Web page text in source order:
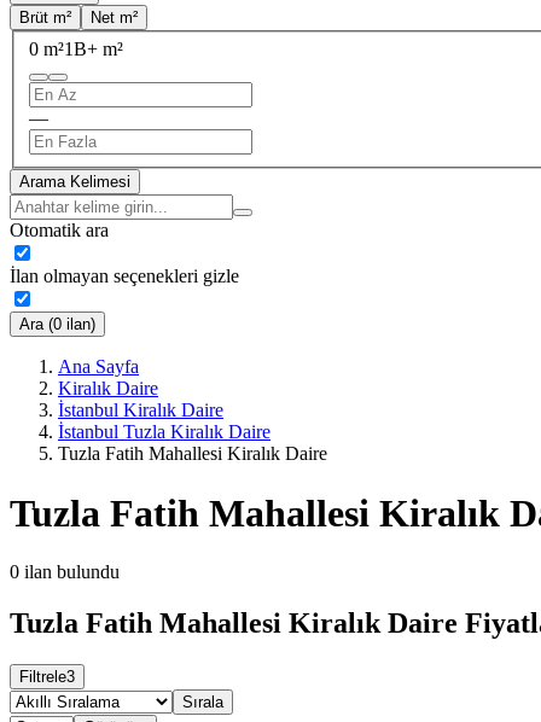
Brüt m²
Net m²
0 m²1B+ m²
—
Arama Kelimesi
Otomatik ara
İlan olmayan seçenekleri gizle
Ara (0 ilan)
Ana Sayfa
Kiralık Daire
İstanbul Kiralık Daire
İstanbul Tuzla Kiralık Daire
Tuzla Fatih Mahallesi Kiralık Daire
Tuzla Fatih Mahallesi Kiralık
0 ilan bulundu
Tuzla Fatih Mahallesi Kiralık Daire
Filtrele3
Sırala